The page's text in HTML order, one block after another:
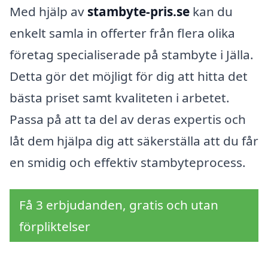
Med hjälp av stambyte-pris.se kan du
enkelt samla in offerter från flera olika
företag specialiserade på stambyte i Jälla.
Detta gör det möjligt för dig att hitta det
bästa priset samt kvaliteten i arbetet.
Passa på att ta del av deras expertis och
låt dem hjälpa dig att säkerställa att du får
en smidig och effektiv stambyteprocess.
Få 3 erbjudanden, gratis och utan
förpliktelser